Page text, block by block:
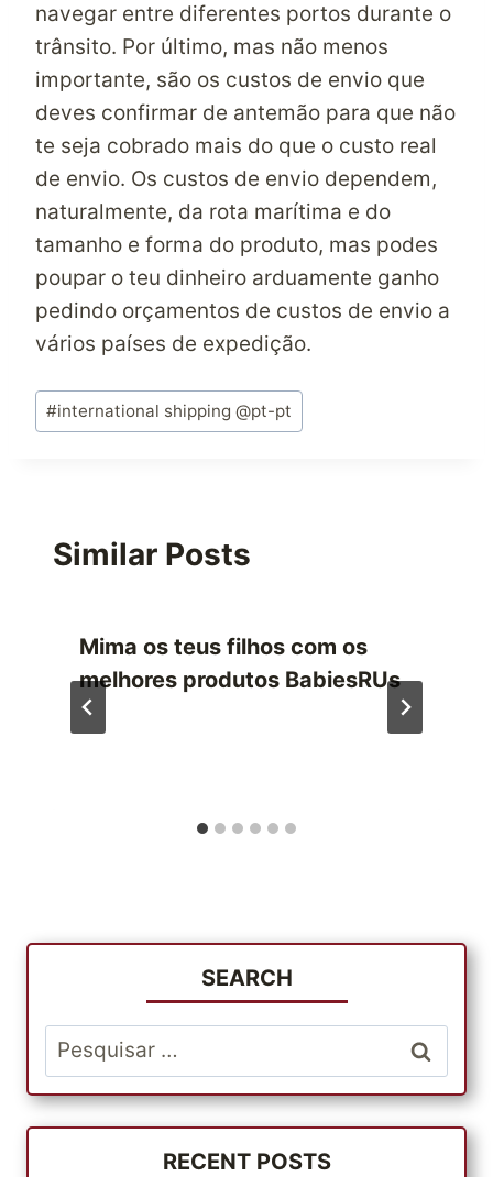
navegar entre diferentes portos durante o
trânsito. Por último, mas não menos
importante, são os custos de envio que
deves confirmar de antemão para que não
te seja cobrado mais do que o custo real
de envio. Os custos de envio dependem,
naturalmente, da rota marítima e do
tamanho e forma do produto, mas podes
poupar o teu dinheiro arduamente ganho
pedindo orçamentos de custos de envio a
vários países de expedição.
Post
Tags:
#international shipping @pt-pt
Similar Posts
Mima os teus filhos com os
melhores produtos BabiesRUs
SEARCH
Pesquisar
por:
RECENT POSTS